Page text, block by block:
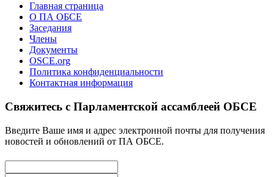
Главная страница
О ПА ОБСЕ
Заседания
Члены
Документы
OSCE.org
Политика конфиденциальности
Контактная информация
Свяжитесь с Парламентской ассамблеей ОБСЕ
Введите Ваше имя и адрес электронной почты для получения
новостей и обновлений от ПА ОБСЕ.